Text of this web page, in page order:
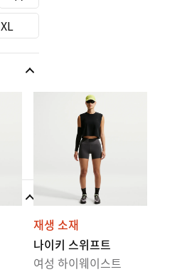
XL
재생 소재
나이키 스위프트
여성 하이웨이스트